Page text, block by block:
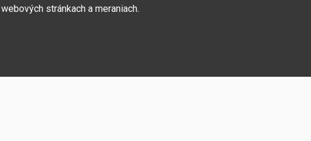
stránkach a meraniach.